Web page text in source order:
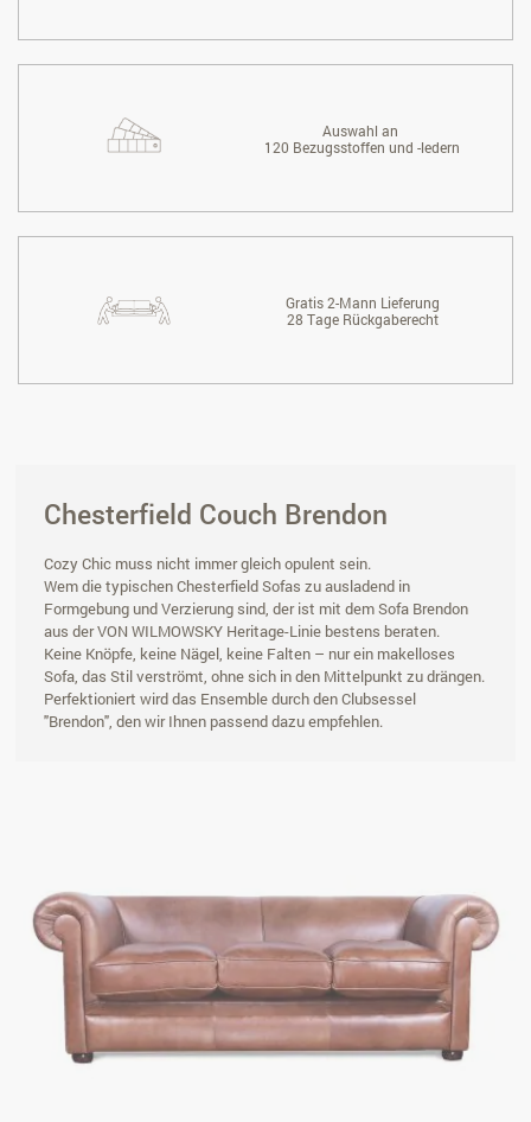
Auswahl an
120 Bezugsstoffen und -ledern
Gratis 2-Mann Lieferung
28 Tage Rückgaberecht
Chesterfield Couch Brendon
Cozy Chic muss nicht immer gleich opulent sein.
Wem die typischen Chesterfield Sofas zu ausladend in
Formgebung und Verzierung sind, der ist mit dem Sofa Brendon
aus der VON WILMOWSKY Heritage-Linie bestens beraten.
Keine Knöpfe, keine Nägel, keine Falten – nur ein makelloses
Sofa, das Stil verströmt, ohne sich in den Mittelpunkt zu drängen.
Perfektioniert wird das Ensemble durch den Clubsessel
"Brendon", den wir Ihnen passend dazu empfehlen.